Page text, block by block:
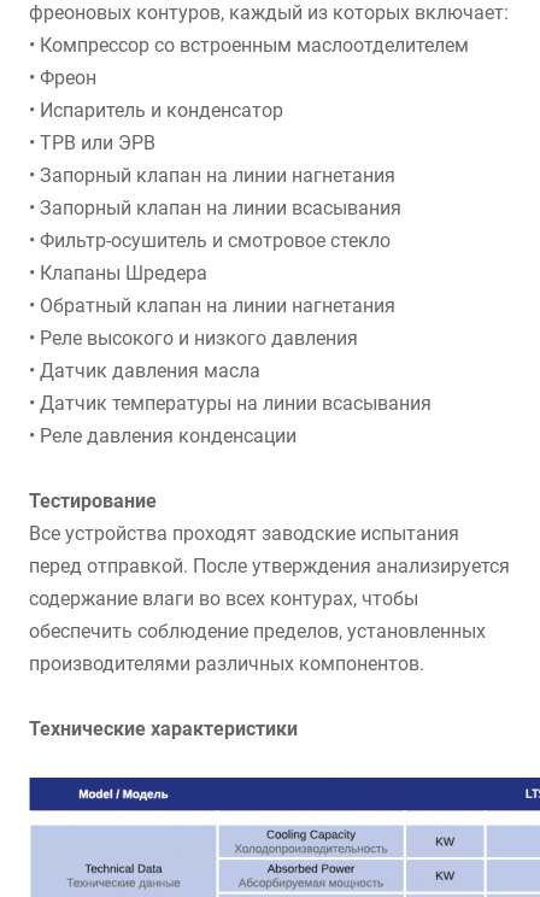
фреоновых контуров, каждый из которых включает:
• Компрессор со встроенным маслоотделителем
• Фреон
• Испаритель и конденсатор
• ТРВ или ЭРВ
• Запорный клапан на линии нагнетания
• Запорный клапан на линии всасывания
• Фильтр-осушитель и смотровое стекло
• Клапаны Шредера
• Обратный клапан на линии нагнетания
• Реле высокого и низкого давления
• Датчик давления масла
• Датчик температуры на линии всасывания
• Реле давления конденсации
Тестирование
Все устройства проходят заводские испытания
перед отправкой. После утверждения анализируется
содержание влаги во всех контурах, чтобы
обеспечить соблюдение пределов, установленных
производителями различных компонентов.
Технические характеристики